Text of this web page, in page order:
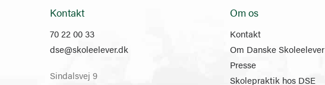
Kontakt
70 22 00 33
dse@skoleelever.dk
Sindalsvej 9
Om os
Kontakt
Om Danske Skoleelever
Presse
Skolepraktik hos DSE